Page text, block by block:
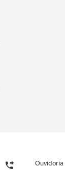
Ouvidoria